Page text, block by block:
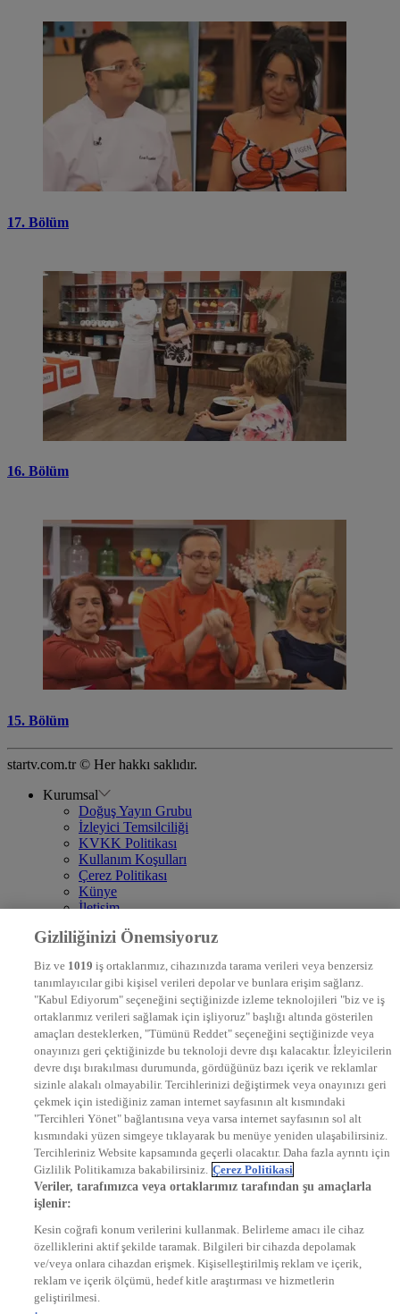
17. Bölüm
16. Bölüm
15. Bölüm
startv.com.tr © Her hakkı saklıdır.
Kurumsal
Doğuş Yayın Grubu
İzleyici Temsilciliği
KVKK Politikası
Kullanım Koşulları
Çerez Politikası
Künye
İletişim
DYG Televizyonlar
STAR
EURO STAR
KRAL POP TV
DYG Radyolar
NTV RADYO
KRAL FM
KRAL POP
EKSEN
VOYAGE
DYG Dijital
ntv.com.tr
ntvspor.net
secim.ntv.com.tr
startv.com.tr
kralmuzik.com.tr
Gizliliğinizi Önemsiyoruz
Biz ve 1019 iş ortaklarımız, cihazınızda tarama verileri veya benzersiz
tanımlayıcılar gibi kişisel verileri depolar ve bunlara erişim sağlarız.
"Kabul Ediyorum" seçeneğini seçtiğinizde izleme teknolojileri "biz ve iş
ortaklarımız verileri sağlamak için işliyoruz" başlığı altında gösterilen
amaçları desteklerken, "Tümünü Reddet" seçeneğini seçtiğinizde veya
onayınızı geri çektiğinizde bu teknoloji devre dışı kalacaktır. İzleyicilerin
devre dışı bırakılması durumunda, gördüğünüz bazı içerik ve reklamlar
sizinle alakalı olmayabilir. Tercihlerinizi değiştirmek veya onayınızı geri
çekmek için istediğiniz zaman internet sayfasının alt kısmındaki
"Tercihleri Yönet" bağlantısına veya varsa internet sayfasının sol alt
kısmındaki yüzen simgeye tıklayarak bu menüye yeniden ulaşabilirsiniz.
Tercihleriniz Website kapsamında geçerli olacaktır. Daha fazla ayrıntı için
Gizlilik Politikamıza bakabilirsiniz. Çerez Politikasi
Veriler, tarafımızca veya ortaklarımız tarafından şu amaçlarla
işlenir:
Kesin coğrafi konum verilerini kullanmak. Belirleme amacı ile cihaz
özelliklerini aktif şekilde taramak. Bilgileri bir cihazda depolamak
ve/veya onlara cihazdan erişmek. Kişiselleştirilmiş reklam ve içerik,
reklam ve içerik ölçümü, hedef kitle araştırması ve hizmetlerin
geliştirilmesi.